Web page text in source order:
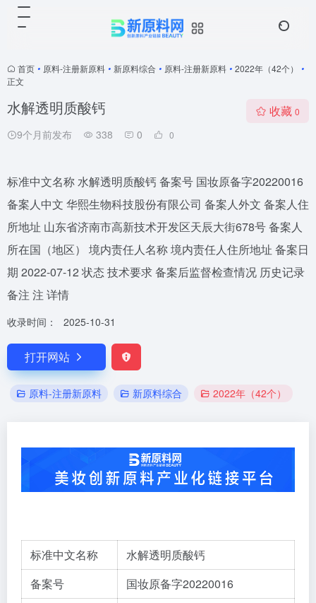
首页 • 原料-注册新原料 • 新原料综合 • 原料-注册新原料 • 2022年（42个）
•
正文
水解透明质酸钙
9个月前发布 338 0 0
收藏 0
标准中文名称 水解透明质酸钙 备案号 国妆原备字20220016
备案人中文 华熙生物科技股份有限公司 备案人外文 备案人住
所地址 山东省济南市高新技术开发区天辰大街678号 备案人
所在国（地区） 境内责任人名称 境内责任人住所地址 备案日
期 2022-07-12 状态 技术要求 备案后监督检查情况 历史记录
备注 注 详情
收录时间： 2025-10-31
打开网站
原料-注册新原料 新原料综合 2022年（42个）
标准中文名称
水解透明质酸钙
备案号
国妆原备字20220016